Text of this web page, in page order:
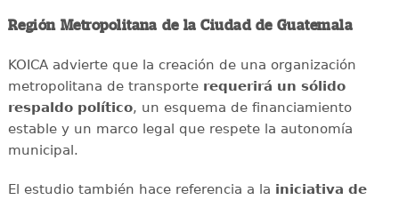
Región Metropolitana de la Ciudad de Guatemala
KOICA advierte que la creación de una organización
metropolitana de transporte requerirá un sólido
respaldo político, un esquema de financiamiento
estable y un marco legal que respete la autonomía
municipal.
El estudio también hace referencia a la iniciativa de